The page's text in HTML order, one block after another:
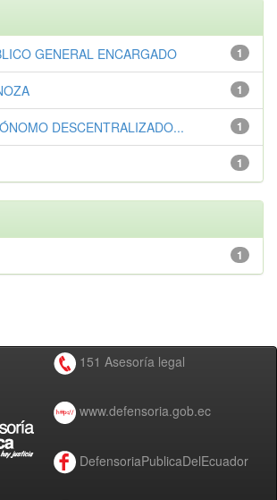
1
GENERAL ENCARGADO
1
1
DESCENTRALIZADO...
1
1
151 Asesoría legal
www.defensoria.gob.ec
DefensoriaPublicaDelEcuador